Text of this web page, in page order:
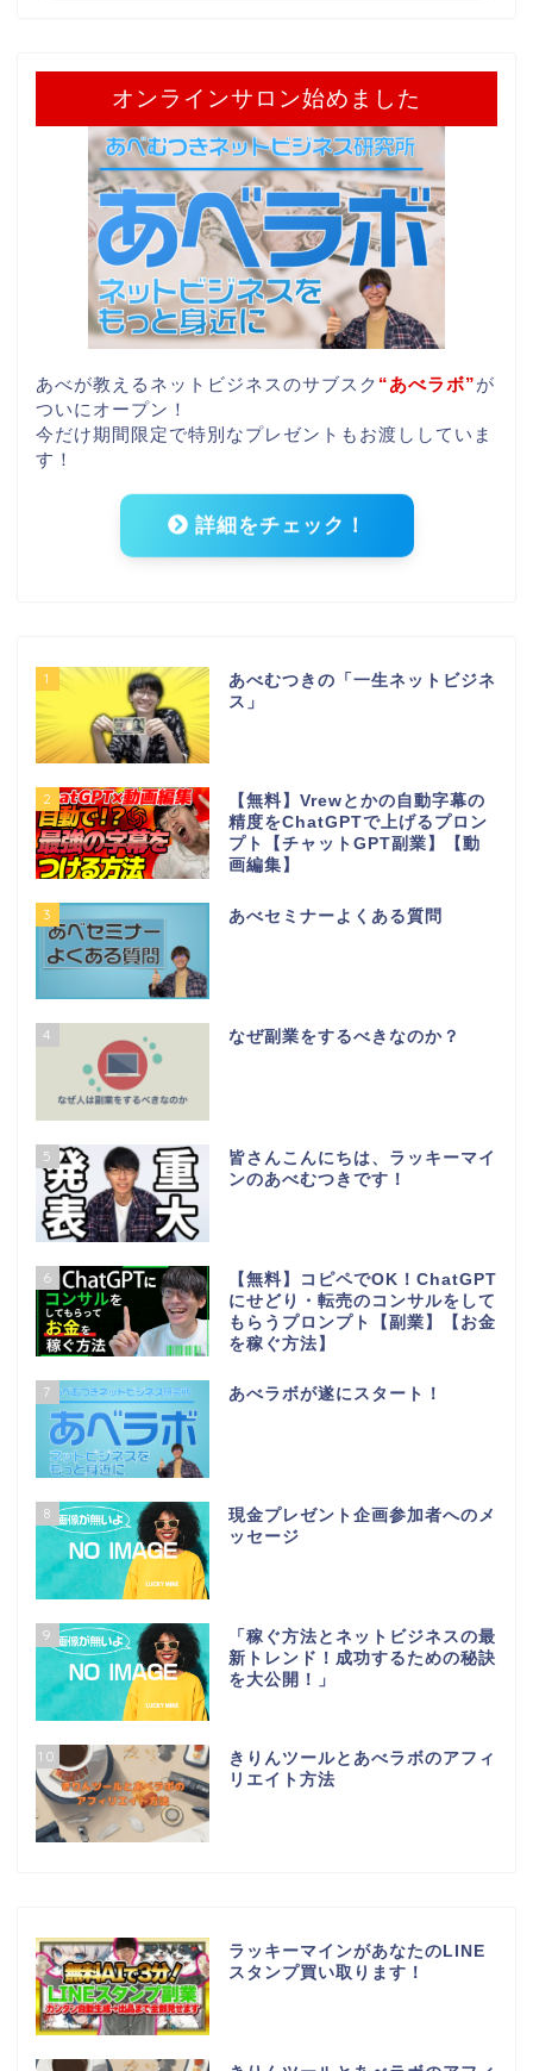
オンラインサロン始めました
あべが教えるネットビジネスのサブスク “あべラボ”が
ついにオープン！
今だけ期間限定で特別なプレゼントもお渡ししていま
す！
詳細をチェック！
1
あべむつきの「一生ネットビジネ
ス」
2
【無料】Vrewとかの自動字幕の
精度をChatGPTで上げるプロン
プト【チャットGPT副業】【動
画編集】
3 あべセミナーよくある質問
4 なぜ副業をするべきなのか？
5
皆さんこんにちは、ラッキーマイ
ンのあべむつきです！
6
【無料】コピペでOK！ChatGPT
にせどり・転売のコンサルをして
もらうプロンプト【副業】【お金
を稼ぐ方法】
7 あべラボが遂にスタート！
8
現金プレゼント企画参加者へのメ
ッセージ
9
「稼ぐ方法とネットビジネスの最
新トレンド！成功するための秘訣
を大公開！」
10
きりんツールとあべラボのアフィ
リエイト方法
ラッキーマインがあなたのLINE
スタンプ買い取ります！